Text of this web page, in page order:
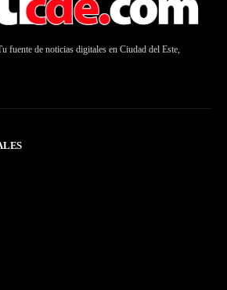
fuente de noticias digitales en Ciudad del Este,